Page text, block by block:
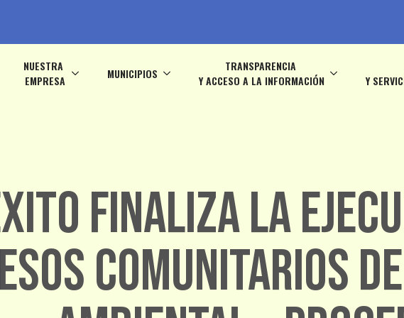
NUESTRA
EMPRESA
MUNICIPIOS
TRANSPARENCIA
Y ACCESO A LA INFORMACIÓN
Y
finaliza la
Comunitarios